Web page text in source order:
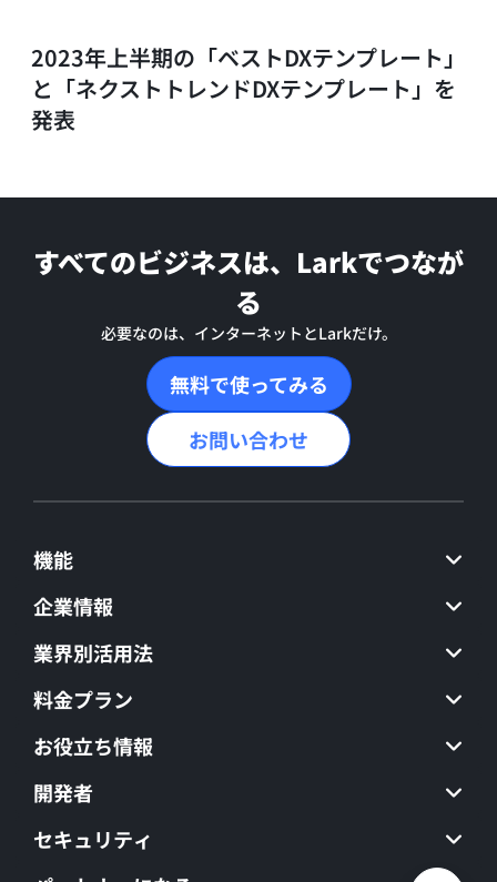
2023年上半期の「ベストDXテンプレート」
と「ネクストトレンドDXテンプレート」を
発表
すべてのビジネスは、Larkでつなが
る
必要なのは、インターネットとLarkだけ。
無料で使ってみる
お問い合わせ
機能
企業情報
業界別活用法
料金プラン
お役立ち情報
開発者
セキュリティ